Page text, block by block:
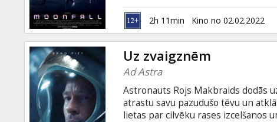
bijušais kolēģis astronauts
Hausmens. Šie negaidītie varoņi
kosmosā. Filma angļu valodā ar
2h 11min Kino no 02.02.2022
Uz zvaigznēm
Ad Astra
Astronauts Rojs Makbraids dodās
atrastu savu pazudušo tēvu un
lietas par cilvēku rases izcelšanos